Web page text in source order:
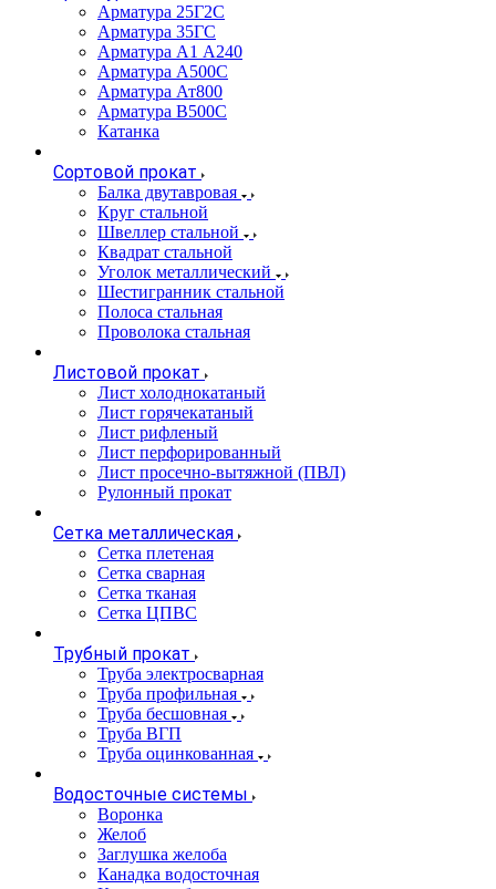
Арматура 25Г2С
Арматура 35ГС
Арматура А1 А240
Арматура А500С
Арматура Ат800
Арматура В500С
Катанка
Сортовой прокат
Балка двутавровая
Круг стальной
Швеллер стальной
Квадрат стальной
Уголок металлический
Шестигранник стальной
Полоса стальная
Проволока стальная
Листовой прокат
Лист холоднокатаный
Лист горячекатаный
Лист рифленый
Лист перфорированный
Лист просечно-вытяжной (ПВЛ)
Рулонный прокат
Сетка металлическая
Сетка плетеная
Сетка сварная
Сетка тканая
Сетка ЦПВС
Трубный прокат
Труба электросварная
Труба профильная
Труба бесшовная
Труба ВГП
Труба оцинкованная
Водосточные системы
Воронка
Желоб
Заглушка желоба
Канадка водосточная